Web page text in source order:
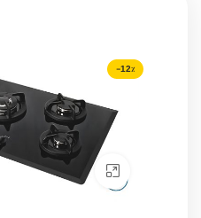
-12%
Click to enlarge